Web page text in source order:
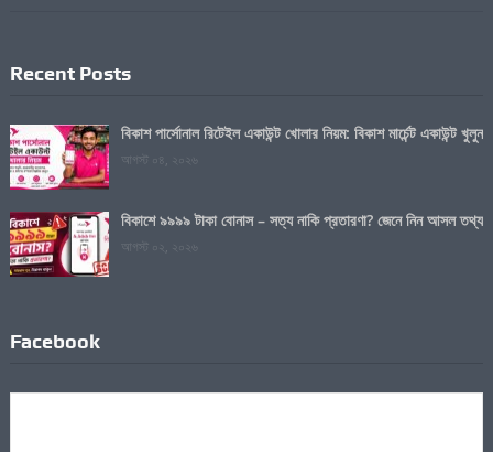
Recent Posts
বিকাশ পার্সোনাল রিটেইল একাউন্ট খোলার নিয়ম: বিকাশ মার্চেন্ট একাউন্ট খুলুন
আগস্ট ০৪, ২০২৬
বিকাশে ৯৯৯৯ টাকা বোনাস – সত্য নাকি প্রতারণা? জেনে নিন আসল তথ্য
আগস্ট ০২, ২০২৬
Facebook